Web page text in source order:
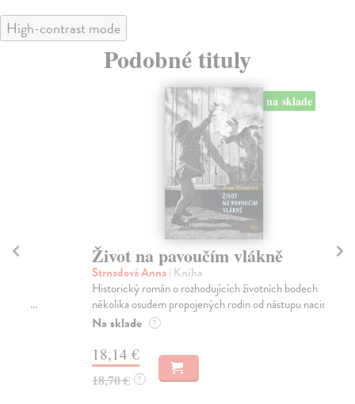
High-contrast mode
Podobné tituly
na sklade
Život na pavoučím vlákně
Strnadová Anna| Kniha
Historický román o rozhodujících životních bodech
několika osudem propojených rodin od nástupu nacis...
Na sklade ?
18,14 €
?